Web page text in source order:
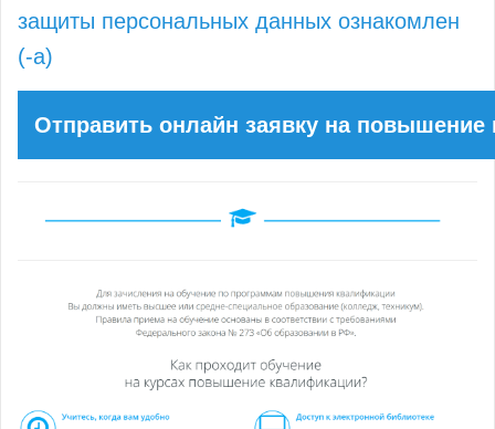
защиты персональных данных ознакомлен
(-а)